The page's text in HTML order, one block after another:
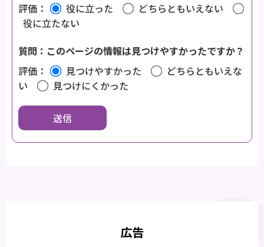
評価：
役に立った
どちらともいえない
役に立たない
質問：このページの情報は見つけやすかったですか？
評価：
見つけやすかった
どちらともいえな
い
見つけにくかった
広告